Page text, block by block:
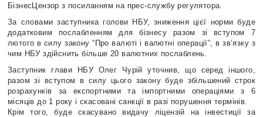
БізнесЦензор з посиланням на прес-службу регулятора.
За словами заступника голови НБУ, зниження цієї норми буде
додатковим послабленням для бізнесу разом зі вступом 7
лютого в силу закону “Про валюті і валютні операції”, в зв’язку з
чим НБУ здійснить більше 20 валютних послаблень.
Заступник глави НБУ Олег Чурій уточнив, що серед іншого,
разом зі вступом в силу цього закону буде збільшений строк
розрахунків за експортними та імпортними операціями з 6
місяців до 1 року і скасовані санкції в разі порушення термінів.
Крім того, буде скасувано видачу ліцензій на інвестиції за